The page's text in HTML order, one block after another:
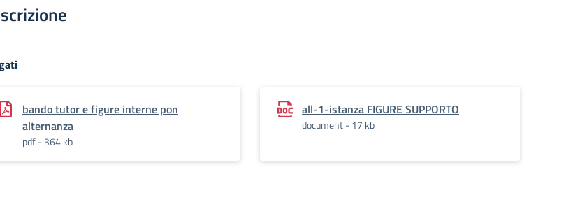
bando tutor e figure interne pon
alternanza
pdf - 364 kb
all-1-istanza FIGURE SUPPORTO
document - 17 kb